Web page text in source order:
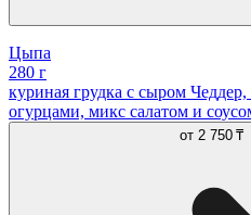
Цыпа
280 г
куриная грудка с сыром
огурцами, микс салатом и
от 2 750 ₸